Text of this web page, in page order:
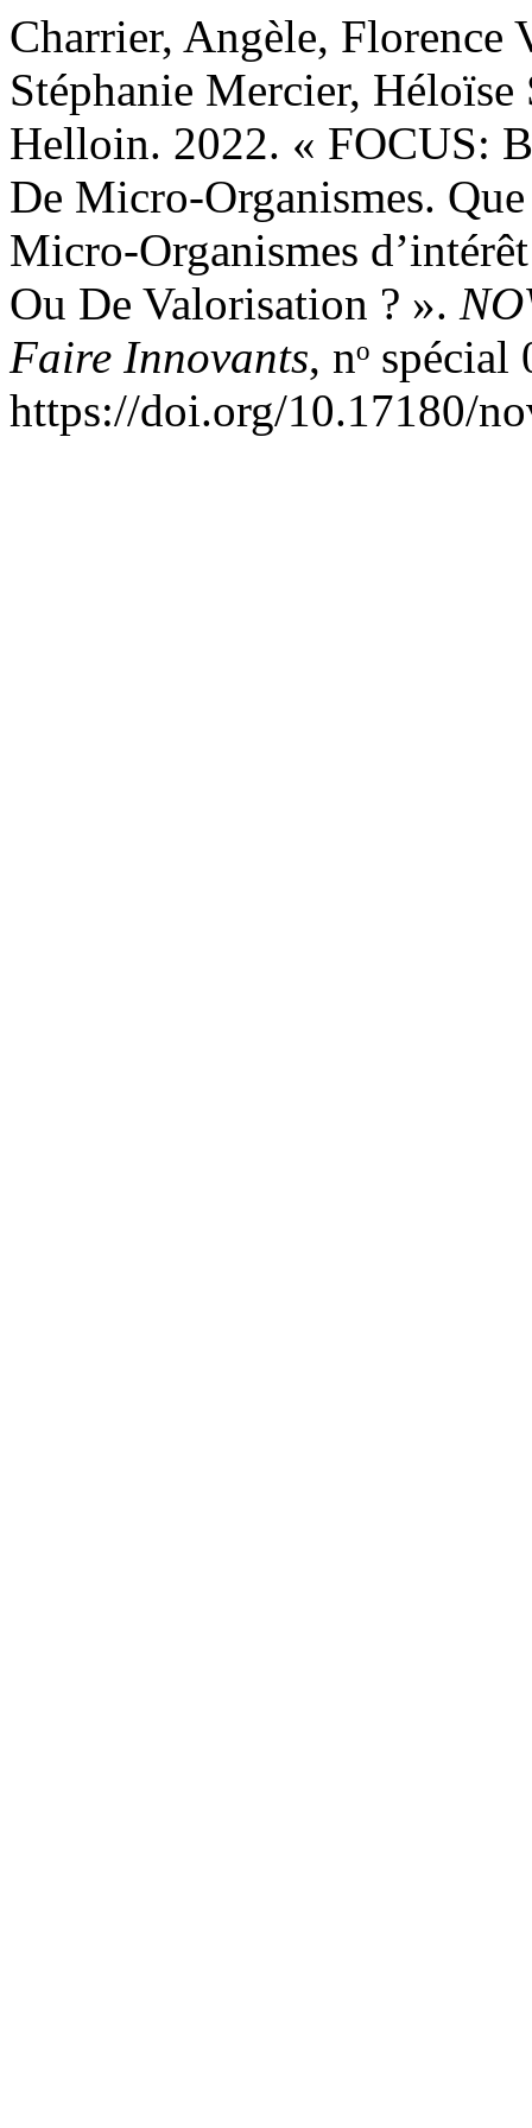
Charrier, Angèle, Florence
Stéphanie Mercier,
Helloin. 2022. « FOCUS:
De Micro-Organismes.
Micro-Organismes
Ou De Valorisation ? ».
Faire Innovants, nᵒ
https://doi.org/10.17180/